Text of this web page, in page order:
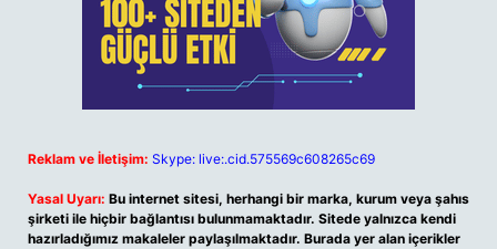
Reklam ve İletişim: Skype: live:.cid.575569c608265c69
Yasal Uyarı: Bu internet sitesi, herhangi bir marka, kurum veya şahıs
şirketi ile hiçbir bağlantısı bulunmamaktadır. Sitede yalnızca kendi
hazırladığımız makaleler paylaşılmaktadır. Burada yer alan içerikler